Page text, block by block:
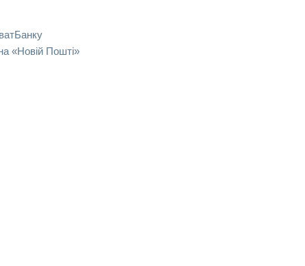
«Новій Пошті»